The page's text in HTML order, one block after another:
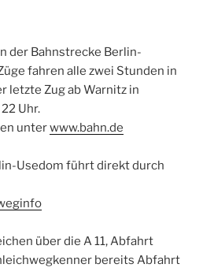
der Bahnstrecke Berlin-
fahren alle zwei Stunden in
letzte Zug ab Warnitz in
Uhr.
unterwww.bahn.de
Usedom führt direkt durch
über die A 11, Abfahrt
bereits Abfahrt